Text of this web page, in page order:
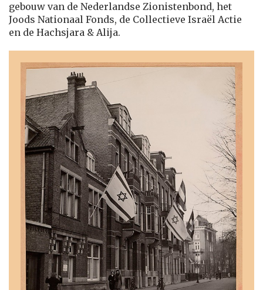
gebouw van de Nederlandse Zionistenbond, het
Joods Nationaal Fonds, de Collectieve Israël Actie
en de Hachsjara & Alija.